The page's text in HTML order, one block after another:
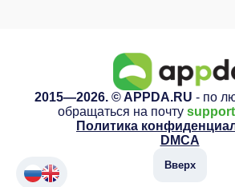
2015—2026. © APPDA.RU - по
обращаться на почту
Политика
DMCA
Вверх